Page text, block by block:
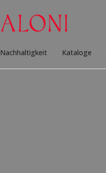
Nachhaltigkeit Kataloge